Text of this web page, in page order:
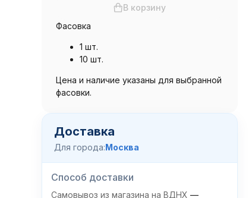
В корзину
Фасовка
1 шт.
10 шт.
Цена и наличие указаны для выбранной
фасовки.
Доставка
Для города:Москва
Способ доставки
Самовывоз из магазина на ВДНХ